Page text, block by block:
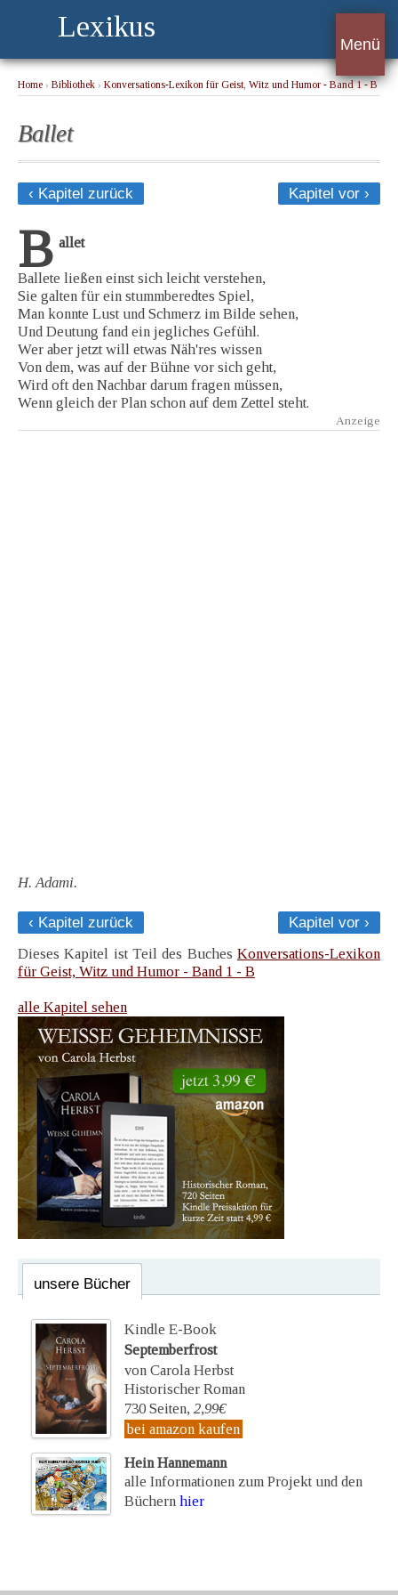
Lexikus
Menü
Home › Bibliothek › Konversations-Lexikon für Geist, Witz und Humor - Band 1 - B
Ballet
‹ Kapitel zurück Kapitel vor ›
B allet
Ballete ließen einst sich leicht verstehen,
Sie galten für ein stummberedtes Spiel,
Man konnte Lust und Schmerz im Bilde sehen,
Und Deutung fand ein jegliches Gefühl.
Wer aber jetzt will etwas Näh'res wissen
Von dem, was auf der Bühne vor sich geht,
Wird oft den Nachbar darum fragen müssen,
Wenn gleich der Plan schon auf dem Zettel steht.
H. Adami.
‹ Kapitel zurück
Kapitel vor ›
Dieses Kapitel ist Teil des Buches Konversations-Lexikon
für Geist, Witz und Humor - Band 1 - B
alle Kapitel sehen
unsere Bücher
Kindle E-Book
Septemberfrost
von Carola Herbst
Historischer Roman
730 Seiten, 2,99€
bei amazon kaufen
Hein Hannemann
alle Informationen zum Projekt und den
Büchern hier